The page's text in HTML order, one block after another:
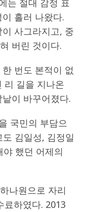
림
서 화려한 출범
한
는 절대 감정 표
흘러 나왔다.
사그라지고, 중
버린 것이다.
번도 본적이 없
리 길을 지나온
이 바꾸어졌다.
국민의 부담으
김일성, 김정일
했던 어제의
나원으로 자리
료하였다. 2013